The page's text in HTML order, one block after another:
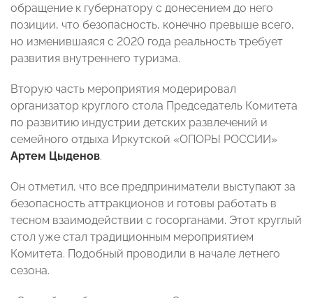
обращение к губернатору с донесением до него
позиции, что безопасность, конечно превыше всего,
но изменившаяся с 2020 года реальность требует
развития внутреннего туризма.
Вторую часть мероприятия модерировал
организатор круглого стола Председатель Комитета
по развитию индустрии детских развлечений и
семейного отдыха Иркутской «ОПОРЫ РОССИИ»
Артем Цыденов.
Он отметил, что все предприниматели выступают за
безопасность аттракционов и готовы работать в
тесном взаимодействии с госорганами. Этот круглый
стол уже стал традиционным мероприятием
Комитета. Подобный проводили в начале летнего
сезона.